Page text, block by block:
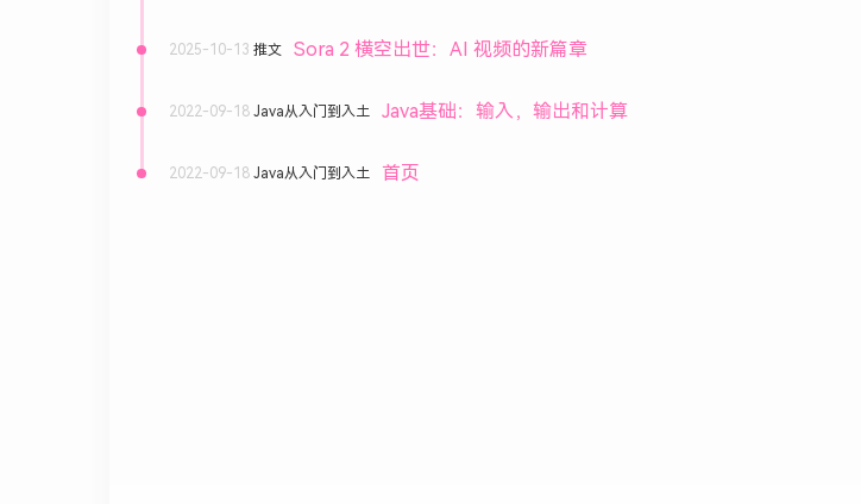
2025-10-13 推文 Sora 2 横空出世：AI 视频的新篇章
2022-09-18 Java从入门到入土 Java基础：输入，输出和计算
2022-09-18 Java从入门到入土 首页